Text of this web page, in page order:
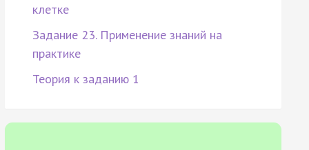
клетке
Задание 23. Применение знаний на
практике
Теория к заданию 1